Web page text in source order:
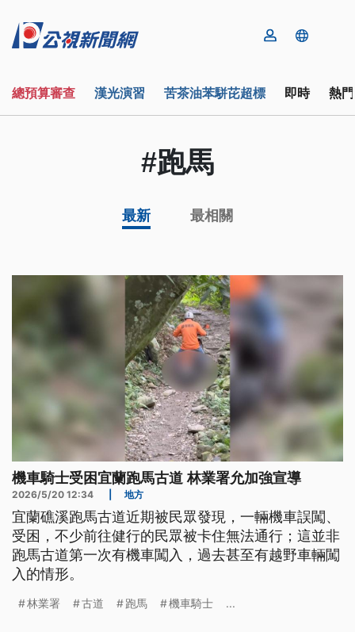
總預算審查 漢光演習 苦茶油苯駢芘超標 即時 熱
#跑馬
最新 最相關
機車騎士受困宜蘭跑馬古道 林業署允加強宣導
2026/5/20 12:34 地方
宜蘭礁溪跑馬古道近期被民眾發現，一輛機車誤闖、
受困，不少前往健行的民眾被卡住無法通行；這並非
跑馬古道第一次有機車闖入，過去甚至有越野車輛闖
入的情形。
林業署 古道 跑馬 機車騎士 ...